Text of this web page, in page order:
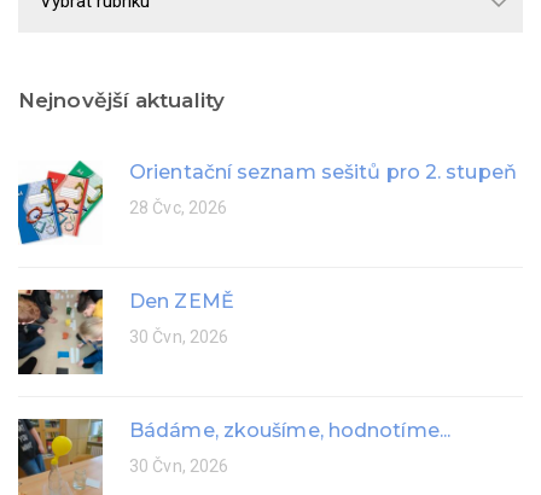
rok
Nejnovější aktuality
Orientační seznam sešitů pro 2. stupeň
28 Čvc, 2026
Den ZEMĚ
30 Čvn, 2026
Bádáme, zkoušíme, hodnotíme...
30 Čvn, 2026